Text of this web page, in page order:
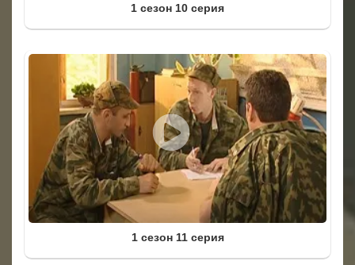
1 сезон 10 серия
1 сезон 11 серия